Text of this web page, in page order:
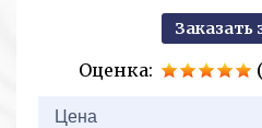
Заказать
Оценка:
Цена